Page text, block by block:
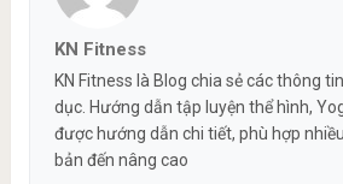
KN Fitness
KN Fitness là Blog chia sẻ các thông
dục. Hướng dẫn tập luyện thể hình,
được hướng dẫn chi tiết, phù hợp
bản đến nâng cao